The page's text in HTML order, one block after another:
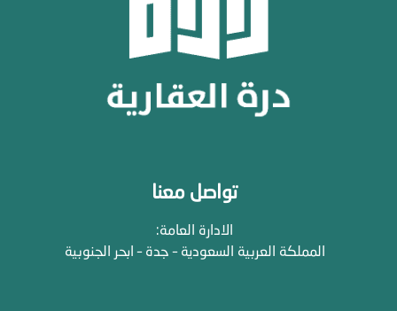
تواصل معنا
الادارة العامة:
المملكة العربية السعودية – جدة – ابحر الجنوبية